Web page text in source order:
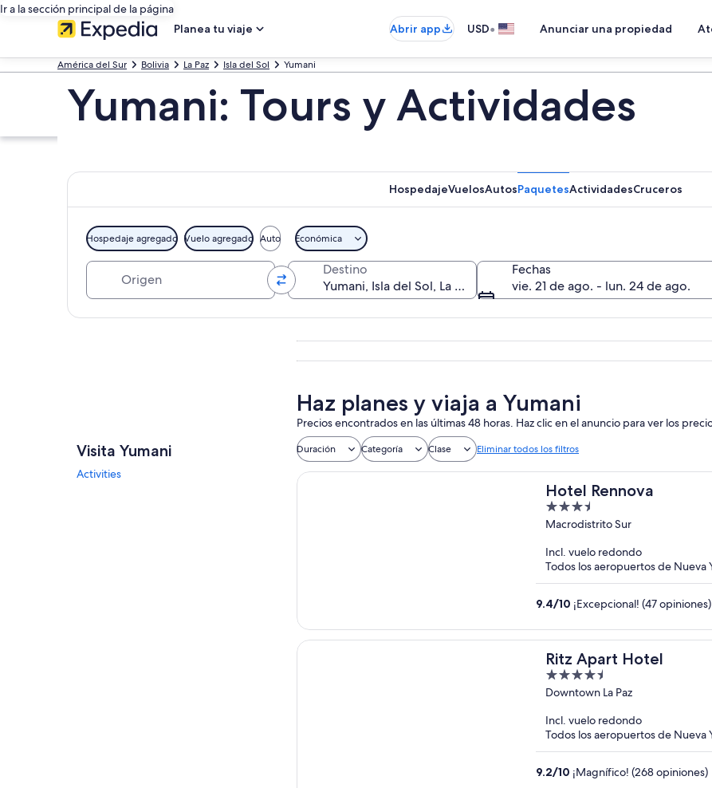
Ir a la sección principal de la página
Planea tu viaje
Abrir app USD• Anunciar una propiedad
América del Sur Bolivia La Paz Isla del Sol Yumani
Yumani: Tours y Actividades
HospedajeVuelosAutosPaquetesActividadesCruceros
Hospedaje agregado Vuelo agregado Auto Económica
Destino
Fechas
vie. 21 de ago. - lun. 24 de ago.
Visita Yumani
Activities
Haz planes y viaja a Yumani
Precios encontrados en las últimas 48 horas. Haz clic en el anuncio para ver los
Duración Categoría Clase Eliminar todos los filtros
Hotel Rennova
3.5
out
5
Macrodistrito Sur
Incl. vuelo redondo
Todos los aeropuertos de Nueva
9.4/10 ¡Excepcional! (47 opiniones)
Ritz Apart Hotel
4.5
out
5
Downtown La Paz
Incl. vuelo redondo
Todos los aeropuertos de Nueva
9.2/10 ¡Magnífico! (268 opiniones)